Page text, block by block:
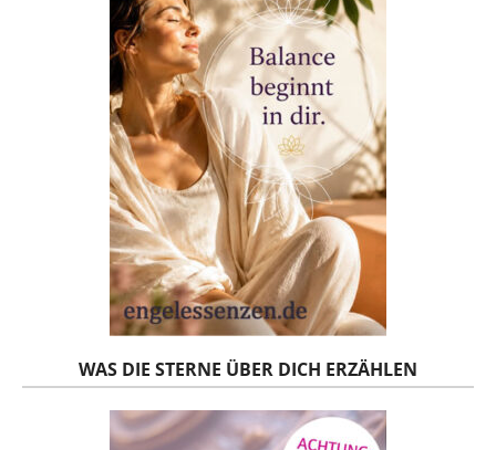
WAS DIE STERNE ÜBER DICH ERZÄHLEN